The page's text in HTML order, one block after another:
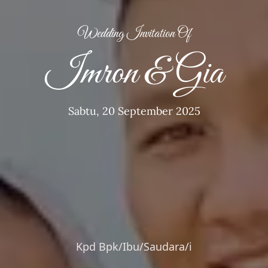
The Wedding of
Imron
&
Gia
Wedding Invitation Of
Imron & Gia
Sabtu, 20 September 2025
Kpd Bpk/Ibu/Saudara/i